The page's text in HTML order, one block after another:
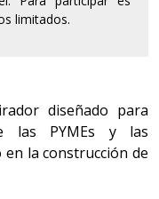
limitados.
diseñado para
las PYMEs y las
en la construcción de